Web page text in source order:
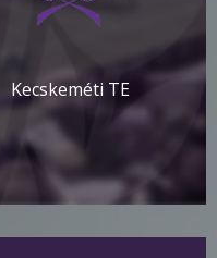
Kecskeméti TE